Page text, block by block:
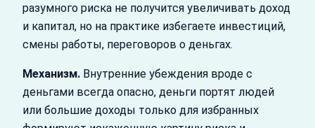
разумного риска не получится увеличивать доход
и капитал, но на практике избегаете инвестиций,
смены работы, переговоров о деньгах.
Механизм. Внутренние убеждения вроде с
деньгами всегда опасно, деньги портят людей
или большие доходы только для избранных